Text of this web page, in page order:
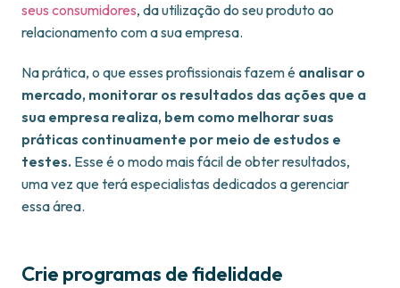
seus consumidores, da utilização do seu produto ao
relacionamento com a sua empresa.
Na prática, o que esses profissionais fazem é analisar o
mercado, monitorar os resultados das ações que a
sua empresa realiza, bem como melhorar suas
práticas continuamente por meio de estudos e
testes. Esse é o modo mais fácil de obter resultados,
uma vez que terá especialistas dedicados a gerenciar
essa área.
Crie programas de fidelidade